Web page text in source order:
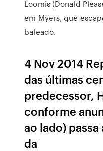
Loomis (Donald
em Myers, que
baleado.
4 Nov 2014
das últimas
predecessor,
conforme
ao lado)
da